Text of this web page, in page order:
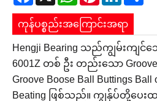
ကုန်ပစ္စည်းအကြောင်းအရာ
Hengji Bearing သည်ကျွမ်းကျင်သ
6001Z တစ် ဦး တည်းသော Groove
Groove Boose Ball Buttings Ball
Beating ဖြစ်သည်။ ကျွန်ုပ်တို့ပေးထာ